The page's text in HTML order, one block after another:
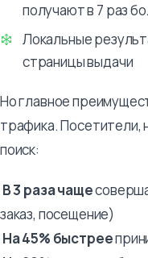
получают в 7 раз
Локальные
страницы выдачи
Но главное
трафика. Посетители,
поиск:
В 3 раза чаще
заказ, посещение)
На 45% быстрее